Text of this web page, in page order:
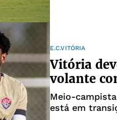
E.C.VITÓRIA
Vitória
volante
Meio-
está em